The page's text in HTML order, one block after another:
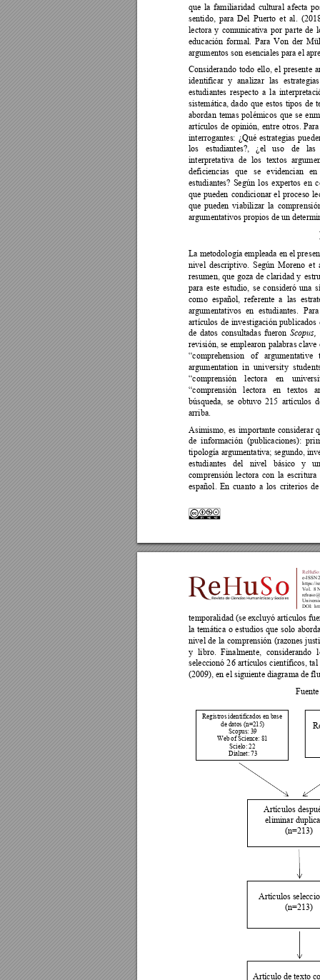
que la familiaridad cultural afecta
sentido, para Del Puerto et al.
lectora y comunicativa por parte de
educación formal. Para Von der
argumentos son esenciales para el
Considerando todo ello, el presente
identificar y analizar las
estudiantes respecto a la
sistemática, dado que estos tipos de
abordan temas polémicos que se
artículos de opinión, entre otros.
interrogantes: ¿Qué estrategias
los
estudiantes?, ¿el uso de
las
interpretativa de los textos
deficiencias que se evidencian en
estudiantes? Según los expertos en
que pueden condicionar el proceso
que pueden viabilizar la
argumentativos propios de un
La metodología empleada en el pres
nivel descriptivo. Según Moreno et
resumen, que goza de claridad y
para este estudio, se consideró una
como  español,  referente  a  las  estra
argumentativos en estudiantes.
artículos de investigación publicados
de datos consultadas fueron Scopus,
revisión, se emplearon palabras clave
“comprehension
of argumentative
argumentation in university
“comprensión
lectora en
“comprensión
lectora en textos
búsqueda, se obtuvo 215 artículos
arriba.
Asimismo, es importante considerar
de  información  (publicaciones):
tipología argumentativa; segundo,
estudiantes del nivel básico y
comprensión lectora con la escritura
español. En cuanto a los criterios
e-ISSN
https://
Vol.  8
DOI:
temporalidad (se excluyó artículos
la temática o estudios que solo
nivel de la comprensión (razones
y libro. Finalmente, considerando
seleccionó 26 artículos científicos, tal
(2009), en el siguiente diagrama de
Registros identificados en base
de datos (n=215)
Scopus: 39
Web of Science: 81
Scielo: 22
Dialnet: 73
Artículos
(n=213)
Artículos
eliminar
(n=213)
Artículo de texto